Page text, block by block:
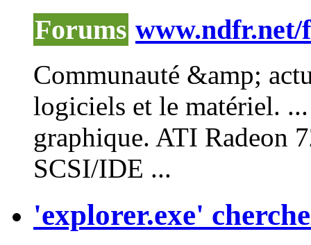
Forums www.ndfr.net/
Communauté &amp;
logiciels et le matériel.
graphique. ATI Radeon
SCSI/IDE ...
'explorer.exe'